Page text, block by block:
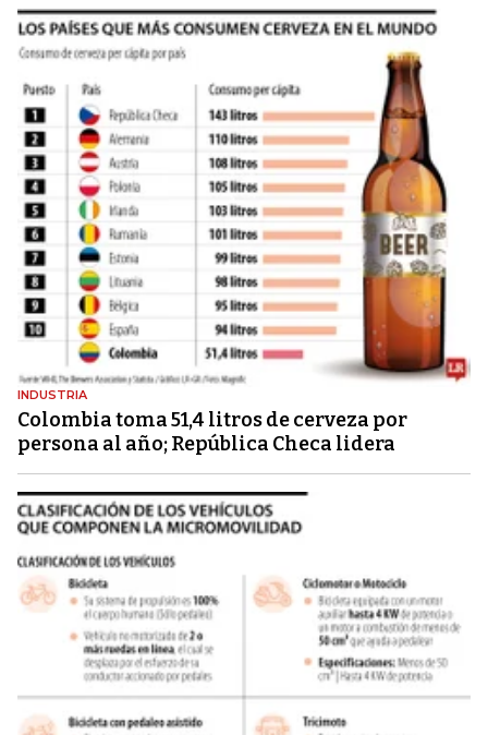
INDUSTRIA
Colombia toma 51,4 litros de cerveza por
persona al año; República Checa lidera